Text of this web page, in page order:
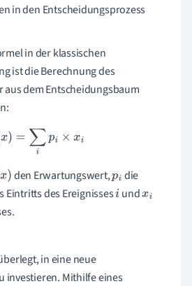
in den Entscheidungsprozess
in der klassischen
ist die Berechnung des
dem Entscheidungsbaum
E (x) =∑i p×x
) den Erwartungswert,pi die
Eintritts des Ereignissesi undxi
in eine neue
investieren. Mithilfe eines